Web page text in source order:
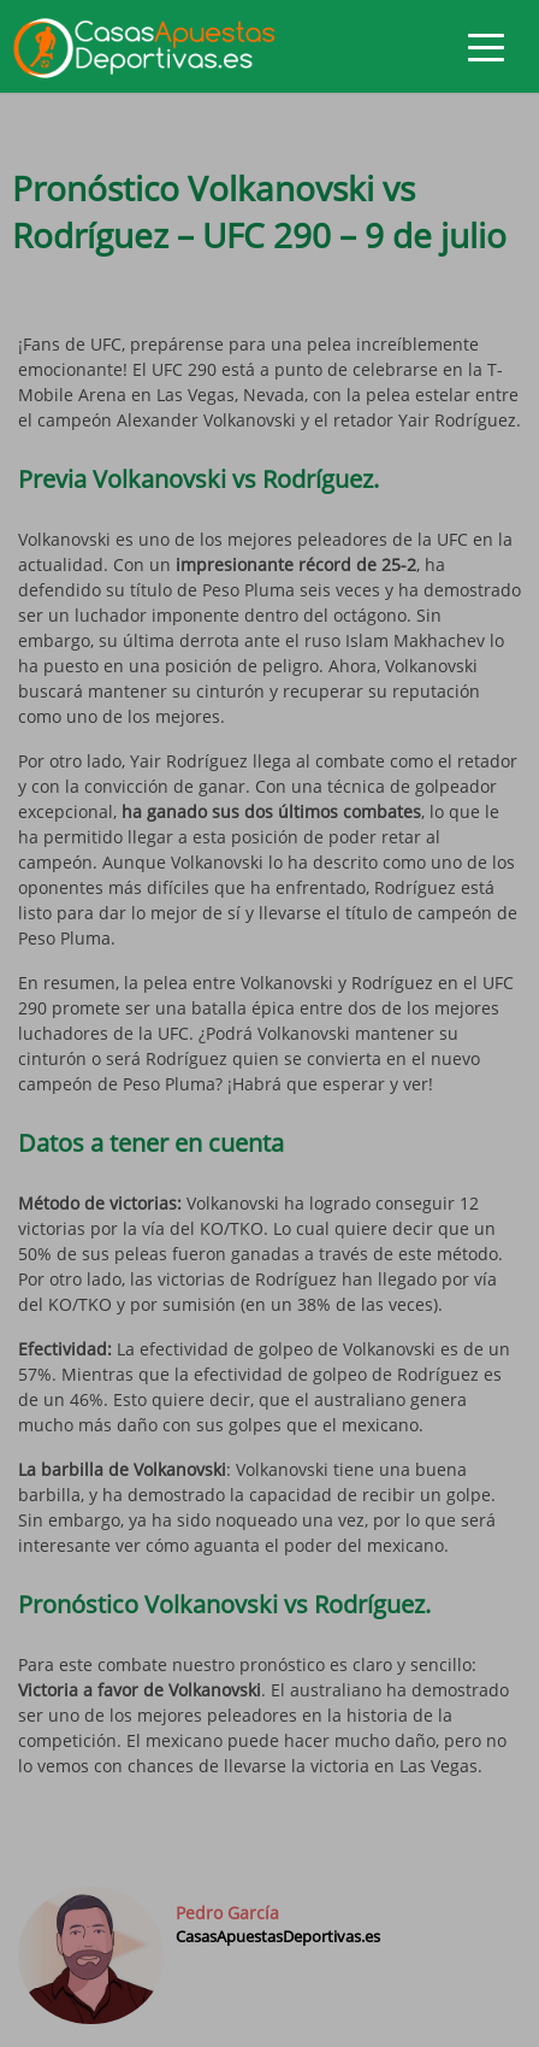
Pronóstico Volkanovski vs
Rodríguez – UFC 290 – 9 de julio
¡Fans de UFC, prepárense para una pelea increíblemente
emocionante! El UFC 290 está a punto de celebrarse en la T-
Mobile Arena en Las Vegas, Nevada, con la pelea estelar entre
el campeón Alexander Volkanovski y el retador Yair Rodríguez.
Previa Volkanovski vs Rodríguez.
Volkanovski es uno de los mejores peleadores de la UFC en la
actualidad. Con un impresionante récord de 25-2, ha
defendido su título de Peso Pluma seis veces y ha demostrado
ser un luchador imponente dentro del octágono. Sin
embargo, su última derrota ante el ruso Islam Makhachev lo
ha puesto en una posición de peligro. Ahora, Volkanovski
buscará mantener su cinturón y recuperar su reputación
como uno de los mejores.
Por otro lado, Yair Rodríguez llega al combate como el retador
y con la convicción de ganar. Con una técnica de golpeador
excepcional, ha ganado sus dos últimos combates, lo que le
ha permitido llegar a esta posición de poder retar al
campeón. Aunque Volkanovski lo ha descrito como uno de los
oponentes más difíciles que ha enfrentado, Rodríguez está
listo para dar lo mejor de sí y llevarse el título de campeón de
Peso Pluma.
En resumen, la pelea entre Volkanovski y Rodríguez en el UFC
290 promete ser una batalla épica entre dos de los mejores
luchadores de la UFC. ¿Podrá Volkanovski mantener su
cinturón o será Rodríguez quien se convierta en el nuevo
campeón de Peso Pluma? ¡Habrá que esperar y ver!
Datos a tener en cuenta
Método de victorias: Volkanovski ha logrado conseguir 12
victorias por la vía del KO/TKO. Lo cual quiere decir que un
50% de sus peleas fueron ganadas a través de este método.
Por otro lado, las victorias de Rodríguez han llegado por vía
del KO/TKO y por sumisión (en un 38% de las veces).
Efectividad: La efectividad de golpeo de Volkanovski es de un
57%. Mientras que la efectividad de golpeo de Rodríguez es
de un 46%. Esto quiere decir, que el australiano genera
mucho más daño con sus golpes que el mexicano.
La barbilla de Volkanovski: Volkanovski tiene una buena
barbilla, y ha demostrado la capacidad de recibir un golpe.
Sin embargo, ya ha sido noqueado una vez, por lo que será
interesante ver cómo aguanta el poder del mexicano.
Pronóstico Volkanovski vs Rodríguez.
Para este combate nuestro pronóstico es claro y sencillo:
Victoria a favor de Volkanovski. El australiano ha demostrado
ser uno de los mejores peleadores en la historia de la
competición. El mexicano puede hacer mucho daño, pero no
lo vemos con chances de llevarse la victoria en Las Vegas.
Pedro García
CasasApuestasDeportivas.es